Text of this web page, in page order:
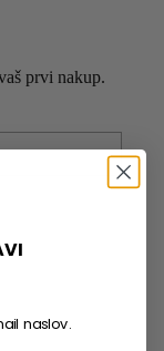
prvi nakup.
podatkov za
ponudbah in
naslov.